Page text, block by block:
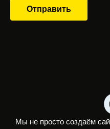
Отправить
Мы не просто создаём